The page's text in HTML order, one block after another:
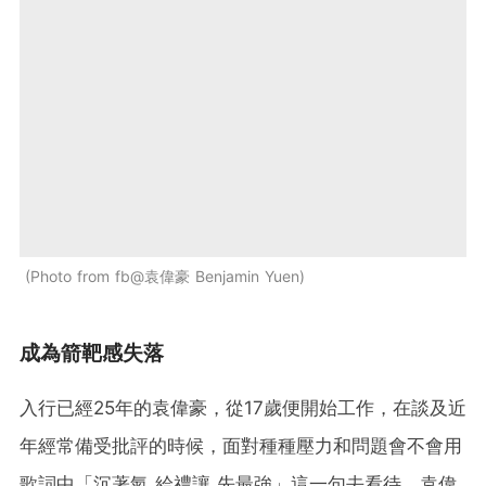
Photo from fb@袁偉豪 Benjamin Yuen
成為箭靶感失落
入行已經25年的袁偉豪，從17歲便開始工作，在談及近
年經常備受批評的時候，面對種種壓力和問題會不會用